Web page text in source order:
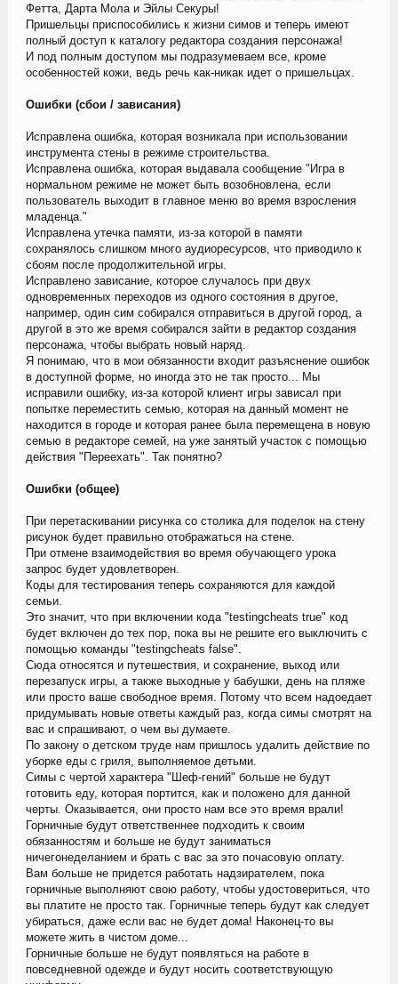
Фетта, Дарта Мола и Эйлы Секуры!
Пришельцы приспособились к жизни симов и теперь имеют
полный доступ к каталогу редактора создания персонажа!
И под полным доступом мы подразумеваем все, кроме
особенностей кожи, ведь речь как-никак идет о пришельцах.
Ошибки (сбои / зависания)
Исправлена ошибка, которая возникала при использовании
инструмента стены в режиме строительства.
Исправлена ошибка, которая выдавала сообщение "Игра в
нормальном режиме не может быть возобновлена, если
пользователь выходит в главное меню во время взросления
младенца."
Исправлена утечка памяти, из-за которой в памяти
сохранялось слишком много аудиоресурсов, что приводило к
сбоям после продолжительной игры.
Исправлено зависание, которое случалось при двух
одновременных переходов из одного состояния в другое,
например, один сим собирался отправиться в другой город, а
другой в это же время собирался зайти в редактор создания
персонажа, чтобы выбрать новый наряд.
Я понимаю, что в мои обязанности входит разъяснение ошибок
в доступной форме, но иногда это не так просто... Мы
исправили ошибку, из-за которой клиент игры зависал при
попытке переместить семью, которая на данный момент не
находится в городе и которая ранее была перемещена в новую
семью в редакторе семей, на уже занятый участок с помощью
действия "Переехать". Так понятно?
Ошибки (общее)
При перетаскивании рисунка со столика для поделок на стену
рисунок будет правильно отображаться на стене.
При отмене взаимодействия во время обучающего урока
запрос будет удовлетворен.
Коды для тестирования теперь сохраняются для каждой
семьи.
Это значит, что при включении кода "testingcheats true" код
будет включен до тех пор, пока вы не решите его выключить с
помощью команды "testingcheats false".
Сюда относятся и путешествия, и сохранение, выход или
перезапуск игры, а также выходные у бабушки, день на пляже
или просто ваше свободное время. Потому что всем надоедает
придумывать новые ответы каждый раз, когда симы смотрят на
вас и спрашивают, о чем вы думаете.
По закону о детском труде нам пришлось удалить действие по
уборке еды с гриля, выполняемое детьми.
Симы с чертой характера "Шеф-гений" больше не будут
готовить еду, которая портится, как и положено для данной
черты. Оказывается, они просто нам все это время врали!
Горничные будут ответственнее подходить к своим
обязанностям и больше не будут заниматься
ничегонеделанием и брать с вас за это почасовую оплату.
Вам больше не придется работать надзирателем, пока
горничные выполняют свою работу, чтобы удостовериться, что
вы платите не просто так. Горничные теперь будут как следует
убираться, даже если вас не будет дома! Наконец-то вы
можете жить в чистом доме...
Горничные больше не будут появляться на работе в
повседневной одежде и будут носить соответствующую